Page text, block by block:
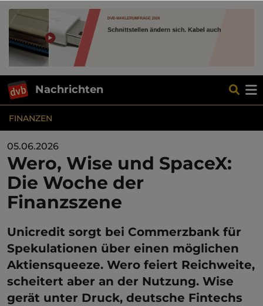
Nachrichten
FINANZEN
05.06.2026
Wero, Wise und SpaceX:
Die Woche der
Finanzszene
Unicredit sorgt bei Commerzbank für
Spekulationen über einen möglichen
Aktiensqueeze. Wero feiert Reichweite,
scheitert aber an der Nutzung. Wise
gerät unter Druck, deutsche Fintechs